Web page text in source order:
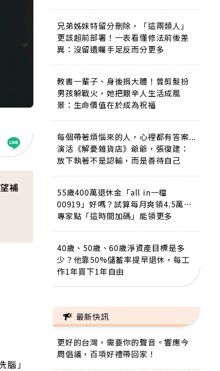
補
」
兄弟姊妹特留分刪除，「這兩類人」
更該超前部署！一表看懂修法前後差
異：沒留遺囑手足反而分更多
教書一輩子、身後捐大體！曾剪髮扮
男孩躲戰火，她把艱辛人生活成風
景：生命價值在於成為祝福
每個帶著煩惱來的人，心裡都有答案...
演活《解憂雜貨店》爺爺，張復建：
放下執著不是認輸，而是善待自己
55歲400萬退休金「all in一檔
00919」好嗎？試算每月爽領4.5萬…
專家點「這時間加碼」能領更多
40歲、50歲、60歲淨資產目標是多
少？他靠50%儲蓄率提早退休，每工
作1年買下1年自由
最新快訊
更好的台灣，需要你的聲音。響應今
周倡議，百項好禮帶回家！